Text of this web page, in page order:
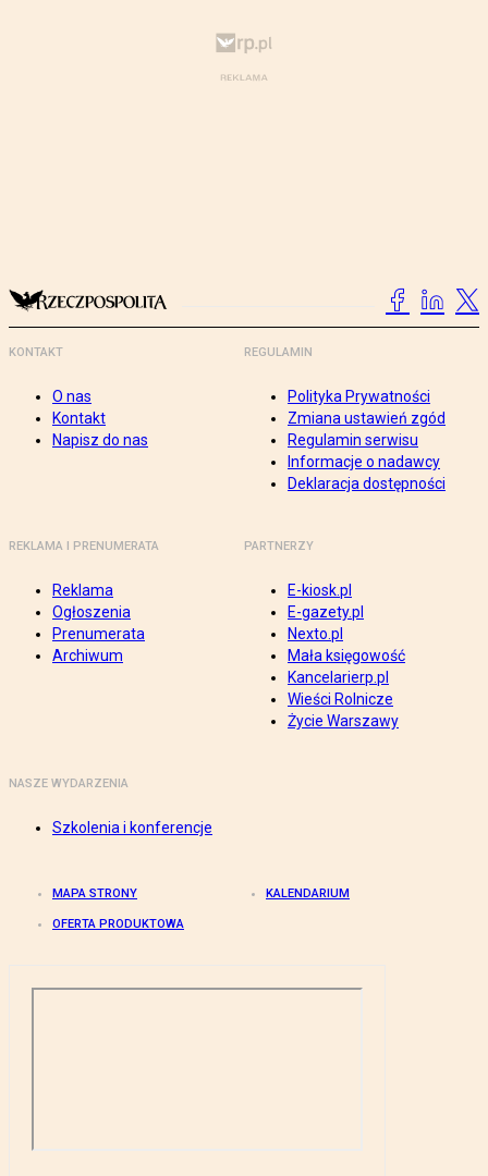
KONTAKT
O nas
Kontakt
Napisz do nas
REGULAMIN
Polityka Prywatności
Zmiana ustawień zgód
Regulamin serwisu
Informacje o nadawcy
Deklaracja dostępności
REKLAMA I PRENUMERATA
Reklama
Ogłoszenia
Prenumerata
Archiwum
PARTNERZY
E-kiosk.pl
E-gazety.pl
Nexto.pl
Mała księgowość
Kancelarierp.pl
Wieści Rolnicze
Życie Warszawy
NASZE WYDARZENIA
Szkolenia i konferencje
MAPA STRONY KALENDARIUM
OFERTA PRODUKTOWA